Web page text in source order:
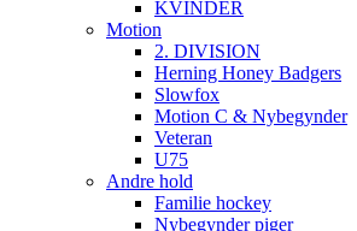
KVINDER
Motion
2. DIVISION
Herning Honey Badgers
Slowfox
Motion C & Nybegynder
Veteran
U75
Andre hold
Familie hockey
Nybegynder piger